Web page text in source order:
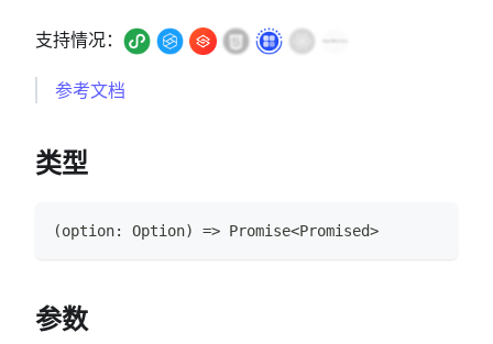
支持情况：
参考文档
类型
(option: Option) => Promise<Promised>
参数